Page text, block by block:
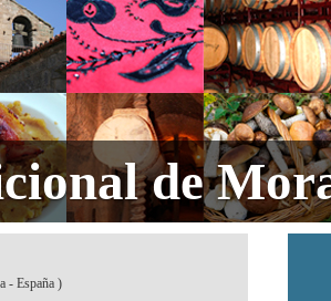
de
- España )